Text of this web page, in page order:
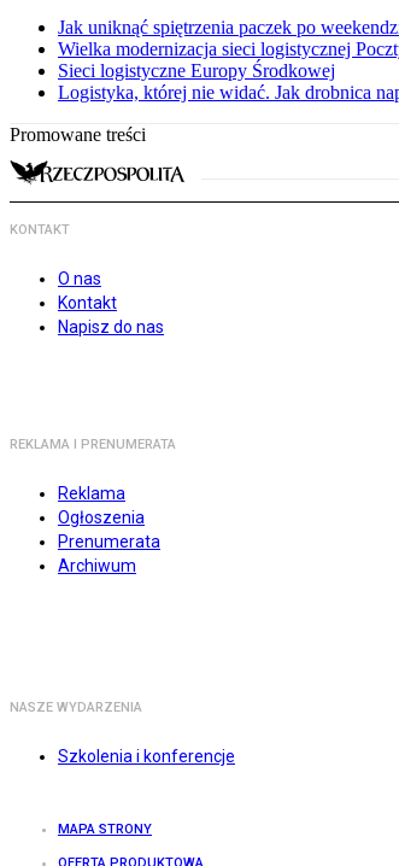
Jak uniknąć spiętrzenia paczek po
Wielka modernizacja sieci logistycznej
Sieci logistyczne Europy Środkowej
Logistyka, której nie widać. Jak drobnica
Promowane treści
KONTAKT
O nas
Kontakt
Napisz do nas
REKLAMA I PRENUMERATA
Reklama
Ogłoszenia
Prenumerata
Archiwum
NASZE WYDARZENIA
Szkolenia i konferencje
MAPA STRONY